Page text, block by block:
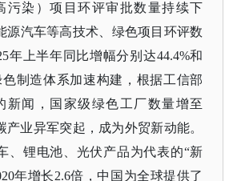
污染）项目环评审批数量持续下
源汽车等高技术、绿色项目环评数
年上半年同比增幅分别达44.4%和
色制造体系加速构建，根据工信部
新闻，国家级绿色工厂数量增至
产业异军突起，成为外贸新动能。
、锂电池、光伏产品为代表的“新
年增长2.6倍，中国为全球提供了